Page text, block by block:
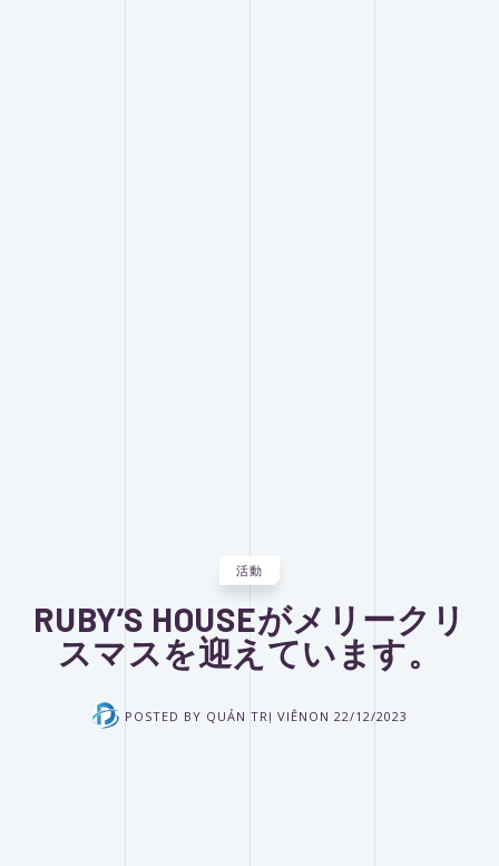
活動
RUBY’S HOUSEがメリークリ
スマスを迎えています。
POSTED BY QUẢN TRỊ VIÊN ON 22/12/2023